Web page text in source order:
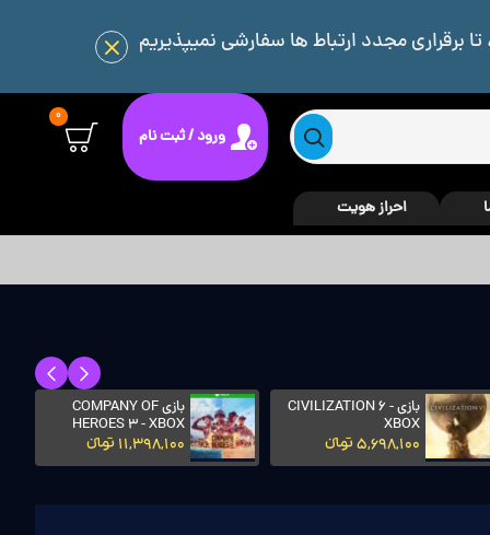
برقراری مجدد ارتباط ها سفارشی نمیپذیریم
ورود / ثبت نام
0
احراز هویت
بازی CIVILIZATION 6 -
XBOX
5,698,100 تومانءءء
بازی COMPANY OF
HEROES 3 - XBOX
11,398,100 تومانءءء